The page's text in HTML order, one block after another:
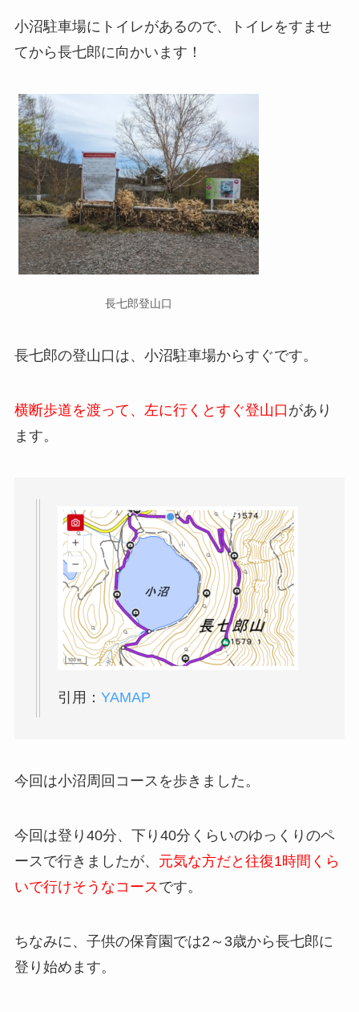
小沼駐車場にトイレがあるので、トイレをすませ
てから長七郎に向かいます！
長七郎登山口
長七郎の登山口は、小沼駐車場からすぐです。
横断歩道を渡って、左に行くとすぐ登山口 があり
ます。
引用： YAMAP
今回は小沼周回コースを歩きました。
今回は登り40分、下り40分くらいのゆっくりのペ
ースで行きましたが、 元気な方だと往復1時間くら
いで行けそうなコース です。
ちなみに、子供の保育園では2～3歳から長七郎に
登り始めます。